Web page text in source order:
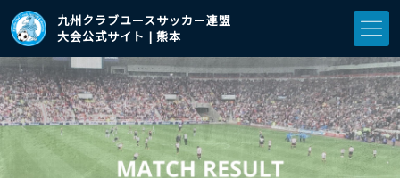
九州クラブユースサッカー連盟
大会公式サイト | 熊本